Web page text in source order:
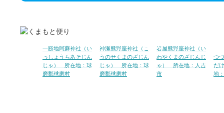
一勝地阿蘇神社（い
っしょうちあそじん
じゃ） 所在地：球
磨郡球磨村
神瀬熊野座神社（こ
うのせくまのざじん
じゃ） 所在地：球
磨郡球磨村
岩屋熊野座神社（い
わやくまのざじんじ
ゃ） 所在地：人吉
市
つ
だ
地